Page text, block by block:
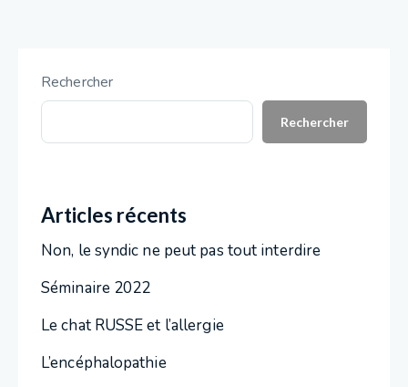
Rechercher
Rechercher
Articles récents
Non, le syndic ne peut pas tout interdire
Séminaire 2022
Le chat RUSSE et l’allergie
L’encéphalopathie